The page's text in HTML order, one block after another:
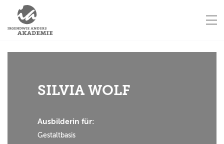
NAVIGATION ÜBERSPRINGEN
STARTSEITE
AUSBILDUNGEN
FORTBILDUNGEN
TERMINE
SILVIA WOLF
Ausbilderin für:
Gestaltbasis